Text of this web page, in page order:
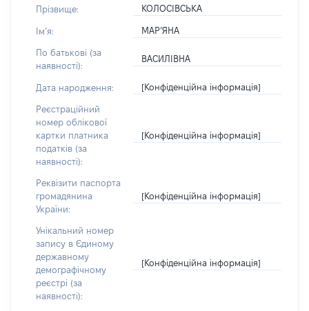
Прізвище: КОЛОСІВСЬКА
Імʼя: МАР’ЯНА
По батькові (за
наявності):
ВАСИЛІВНА
Дата народження: [Конфіденційна інформація]
Реєстраційний
номер облікової
картки платника
податків (за
наявності):
[Конфіденційна інформація]
Реквізити паспорта
громадянина
України:
[Конфіденційна інформація]
Унікальний номер
запису в Єдиному
державному
демографічному
реєстрі (за
наявності):
[Конфіденційна інформація]